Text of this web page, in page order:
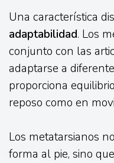
Una característica
adaptabilidad. Los
conjunto con las
adaptarse a
proporciona
reposo como en
Los metatarsianos
forma al pie, sino